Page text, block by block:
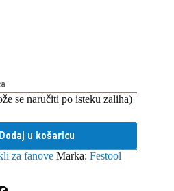
se naručiti po isteku zaliha)
Dodaj u košaricu
za fanove Marka: Festool